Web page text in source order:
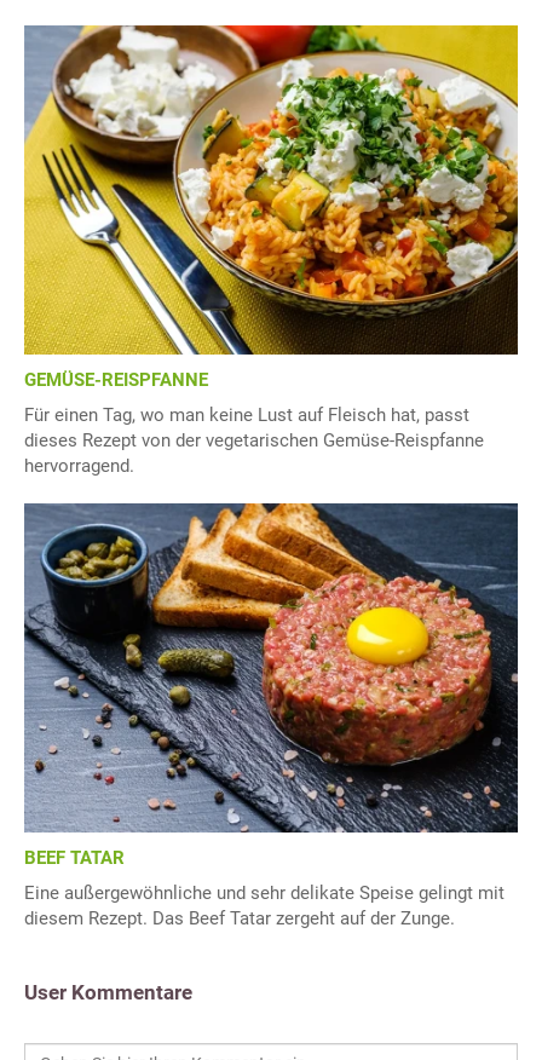
GEMÜSE-REISPFANNE
Für einen Tag, wo man keine Lust auf Fleisch hat, passt
dieses Rezept von der vegetarischen Gemüse-Reispfanne
hervorragend.
BEEF TATAR
Eine außergewöhnliche und sehr delikate Speise gelingt mit
diesem Rezept. Das Beef Tatar zergeht auf der Zunge.
User Kommentare